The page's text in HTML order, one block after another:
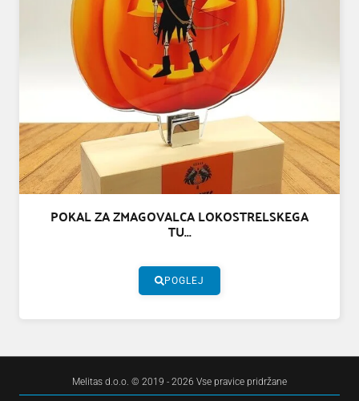
POKAL ZA ZMAGOVALCA LOKOSTRELSKEGA
TU...
POGLEJ
Melitas d.o.o. © 2019 - 2026 Vse pravice pridržane